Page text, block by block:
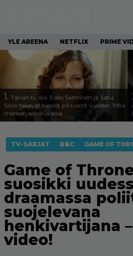
YLE AREENA NETFLIX PRIME
1. Tänän tv:ssä: Esko Salminen ja Satu
Silvo tekevät hienot pääroolit vuoden 1984
menestyselokuvassa
TV-SARJAT BBC GAME OF
Game of
suosikki
draamassa
suojelevana
henkivartijana
video!